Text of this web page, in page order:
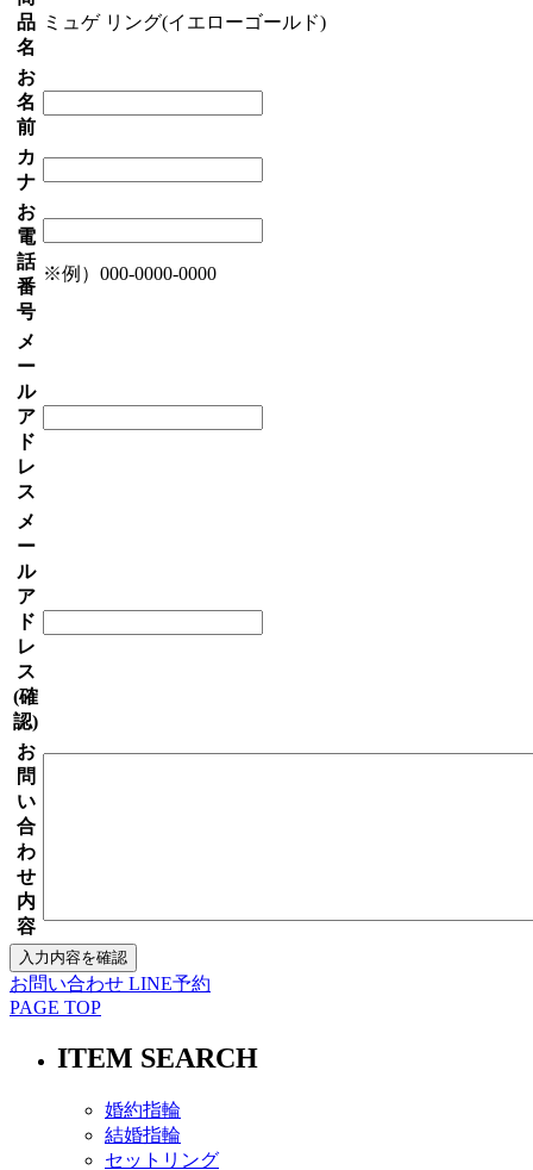
品
名
ミュゲ リング(イエローゴールド)
お
名
前
カ
ナ
お
電
話
番
号
※例）000-0000-0000
メ
ー
ル
ア
ド
レ
ス
メ
ー
ル
ア
ド
レ
ス
(確
認)
お
問
い
合
わ
せ
内
容
お問い合わせ LINE予約
PAGE TOP
ITEM SEARCH
婚約指輪
結婚指輪
セットリング